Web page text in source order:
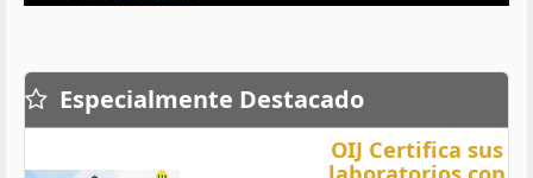
Especialmente Destacado
OIJ Certifica sus